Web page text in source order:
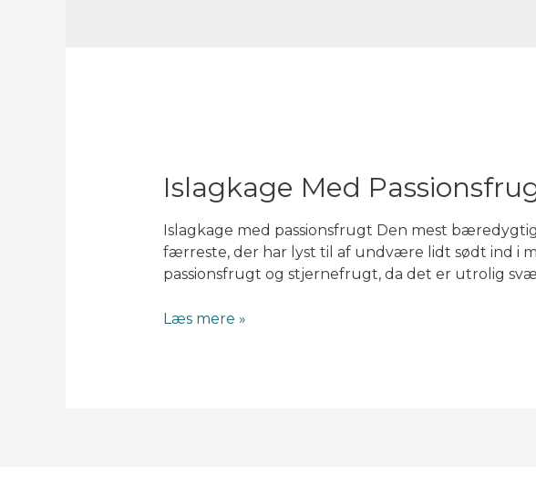
Islagkage Med
Islagkage med passionsfrugt Den mest
færreste, der har lyst til af undvære lidt sødt ind i
passionsfrugt og stjernefrugt, da det er utrolig
Islagkage
Læs mere »